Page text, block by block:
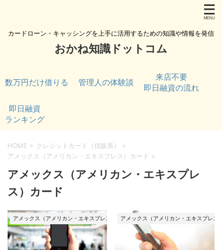
カードローン・キャッシングを上手に活用するための知識や情報を発信
おかね知識ドットコム
数万円だけ借りる 管理人の体験談
来店不要
即日融資の流れ
即日融資
ランキング
HOME > クレジットカード（信販系）
>
アメックス（アメリカン・エキスプレス）カード >
アメックス（アメリカン・エキスプレ
ス）カード
アメックス（アメリカン・エキスプレス）カードアメックス（アメリカン・エキスプレス